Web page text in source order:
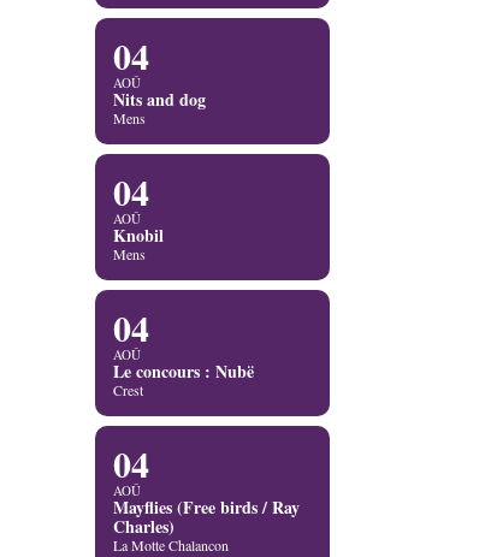
04
AOÛ
Nits and dog
Mens
04
AOÛ
Knobil
Mens
04
AOÛ
Le concours : Nubë
Crest
04
AOÛ
Mayflies (Free birds / Ray
Charles)
La Motte Chalancon